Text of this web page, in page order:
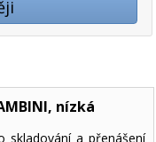
nízká
skladování a přenášení